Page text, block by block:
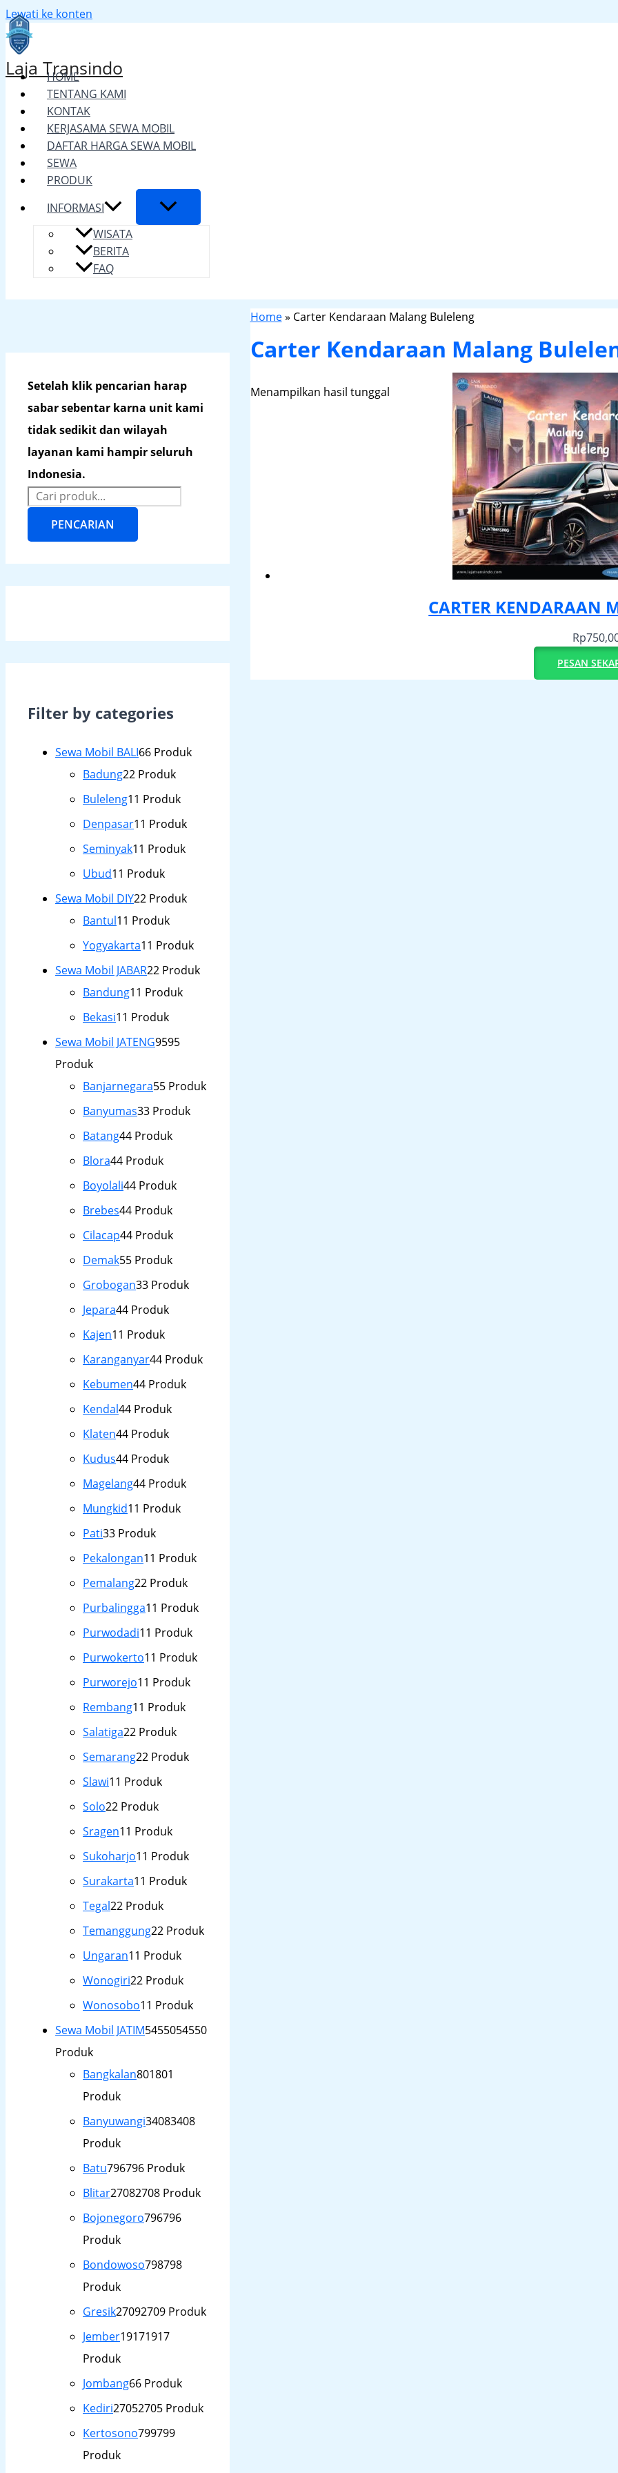
Lewati ke konten
Laja Transindo
HOME
TENTANG KAMI
KONTAK
KERJASAMA SEWA MOBIL
DAFTAR HARGA SEWA MOBIL
SEWA
PRODUK
INFORMASI
WISATA
BERITA
FAQ
Setelah klik pencarian harap
sabar sebentar karna unit kami
tidak sedikit dan wilayah
layanan kami hampir seluruh
Indonesia.
PENCARIAN
Filter by categories
Sewa Mobil BALI66 Produk
Badung22 Produk
Buleleng11 Produk
Denpasar11 Produk
Seminyak11 Produk
Ubud11 Produk
Sewa Mobil DIY22 Produk
Bantul11 Produk
Yogyakarta11 Produk
Sewa Mobil JABAR22 Produk
Bandung11 Produk
Bekasi11 Produk
Sewa Mobil JATENG9595
Produk
Banjarnegara55 Produk
Banyumas33 Produk
Batang44 Produk
Blora44 Produk
Boyolali44 Produk
Brebes44 Produk
Cilacap44 Produk
Demak55 Produk
Grobogan33 Produk
Jepara44 Produk
Kajen11 Produk
Karanganyar44 Produk
Kebumen44 Produk
Kendal44 Produk
Klaten44 Produk
Kudus44 Produk
Magelang44 Produk
Mungkid11 Produk
Pati33 Produk
Pekalongan11 Produk
Pemalang22 Produk
Purbalingga11 Produk
Purwodadi11 Produk
Purwokerto11 Produk
Purworejo11 Produk
Rembang11 Produk
Salatiga22 Produk
Semarang22 Produk
Slawi11 Produk
Solo22 Produk
Sragen11 Produk
Sukoharjo11 Produk
Surakarta11 Produk
Tegal22 Produk
Temanggung22 Produk
Ungaran11 Produk
Wonogiri22 Produk
Wonosobo11 Produk
Sewa Mobil JATIM5455054550
Produk
Bangkalan801801
Produk
Banyuwangi34083408
Produk
Batu796796 Produk
Blitar27082708 Produk
Bojonegoro796796
Produk
Bondowoso798798
Produk
Gresik27092709 Produk
Jember19171917
Produk
Jombang66 Produk
Kediri27052705 Produk
Kertosono799799
Produk
Home» Carter Kendaraan Malang Buleleng
Carter Kendaraan Malang
Menampilkan hasil tunggal
CARTER KENDARAAN
Rp
PESAN